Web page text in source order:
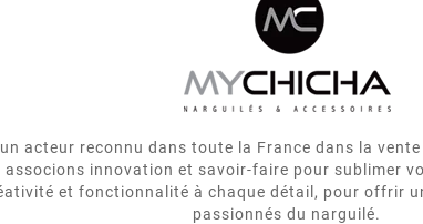
acteur reconnu dans toute la France dans la
associons innovation et savoir-faire pour sublimer
et fonctionnalité à chaque détail, pour offrir
passionnés du narguilé.